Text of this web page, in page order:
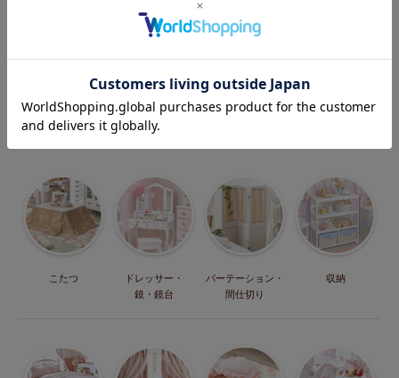
ベッド・マット
・マットレス
テレビ台・
テレビボード
ソファー・
テーブル・机・
こたつ
ドレッサー・
鏡・鏡台
パーテーション・
間仕切り
収納